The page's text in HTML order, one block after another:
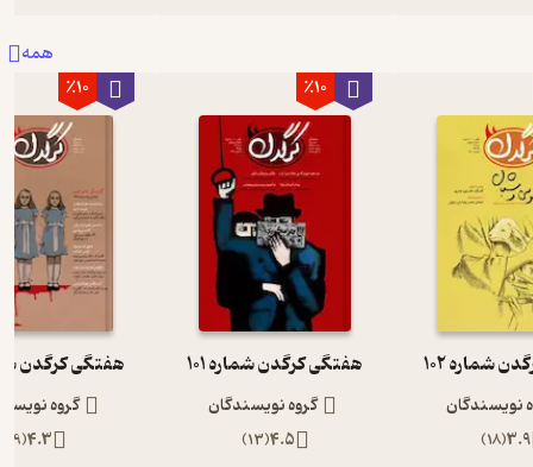
همه
شماره 102
نویسندگان
3.9
(
18
)
٪10
هفتگی کرگدن شماره 101
گروه نویسندگان
4.5
(
13
)
٪10
هفتگی کرگدن
گروه
4.3
(
9